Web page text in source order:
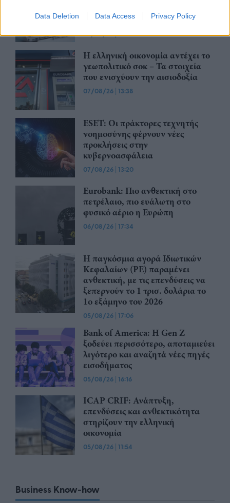
Data Deletion Data Access Privacy Policy
εμπιστοσύνη στα μέσα
ενημέρωσης
07/08/26|16:13
Η ελληνική οικονομία αντέχει το
γεωπολιτικό σοκ – Τα στοιχεία
που ενισχύουν την αισιοδοξία
07/08/26 | 13:38
ESET: Οι πράκτορες τεχνητής
νοημοσύνης φέρνουν νέες
προκλήσεις στην
κυβερνοασφάλεια
07/08/26 | 13:20
Eurobank: Πιο ανθεκτική στο
πετρέλαιο, πιο ευάλωτη στο
φυσικό αέριο η Ευρώπη
06/08/26 | 17:34
Η παγκόσμια αγορά Ιδιωτικών
Κεφαλαίων (PE) παραμένει
ανθεκτική, με τις επενδύσεις να
ξεπερνούν το 1 τρισ. δολάρια το
1ο εξάμηνο του 2026
05/08/26 | 17:06
Bank of America: Η Gen Z
ξoδεύει περισσότερο, αποταμιεύει
λιγότερο και αναζητά νέες πηγές
εισοδήματος
05/08/26 | 16:16
ICAP CRIF: Ανάπτυξη,
επενδύσεις και ανθεκτικότητα
στηρίζουν την ελληνική
οικονομία
05/08/26 | 11:54
Business Know-how